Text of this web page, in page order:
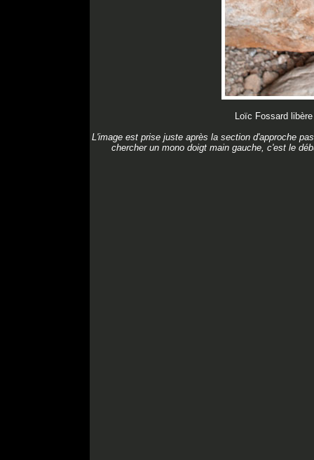
Loïc Fossard
L'image est prise juste après la section d'approche
chercher un mono doigt main gauche, c'est le